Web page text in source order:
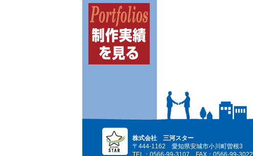
株式会社 三河スター
〒444-1162 愛知県安城市小川町曽根3
TEL：0566-99-3107 FAX：0566-99-3022